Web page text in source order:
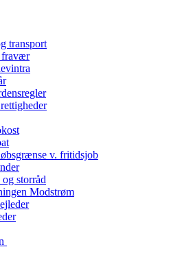
transport
fravær
v. fritidsjob
storråd
Modstrøm